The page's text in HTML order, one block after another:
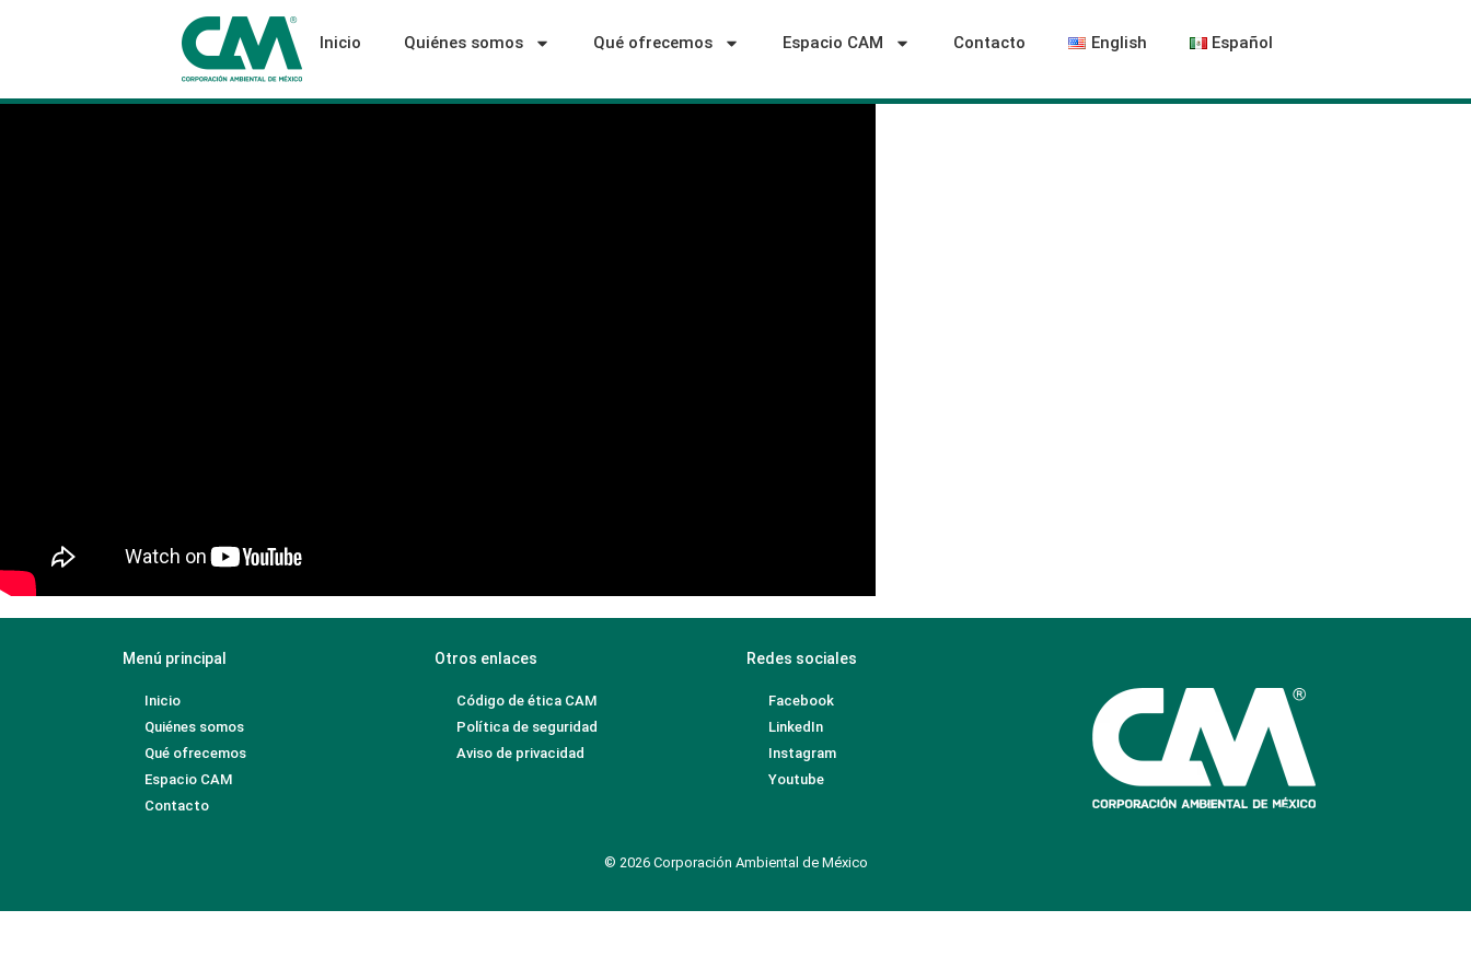
Inicio Quiénes somos Qué ofrecemos Espacio CAM Contacto English Español
Menú principal Otros enlaces Redes sociales
Inicio
Quiénes somos
Qué ofrecemos
Espacio CAM
Contacto
Código de ética CAM
Política de seguridad
Aviso de privacidad
Facebook
LinkedIn
Instagram
Youtube
© 2026 Corporación Ambiental de México